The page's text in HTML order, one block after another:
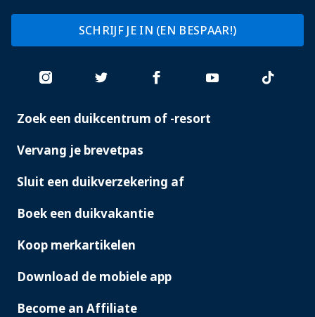
SCHRIJF JE IN (EN BESPAAR!)
PADI
Zoek een duikcentrum of -resort
Vervang je brevetpas
Sluit een duikverzekering af
Boek een duikvakantie
Koop merkartikelen
Download de mobiele app
Become an Affiliate